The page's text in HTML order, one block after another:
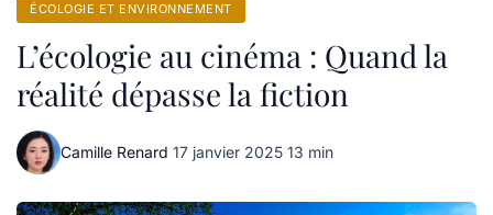
ÉCOLOGIE ET ENVIRONNEMENT
L’écologie au cinéma : Quand la
réalité dépasse la fiction
Camille Renard·17 janvier 2025·13 min